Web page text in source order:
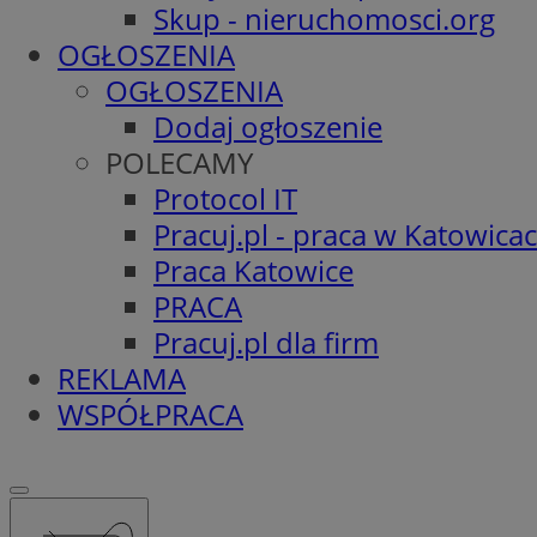
Skup - nieruchomosci.org
OGŁOSZENIA
OGŁOSZENIA
Dodaj ogłoszenie
POLECAMY
Protocol IT
Pracuj.pl - praca w
Praca Katowice
PRACA
Pracuj.pl dla firm
REKLAMA
WSPÓŁPRACA